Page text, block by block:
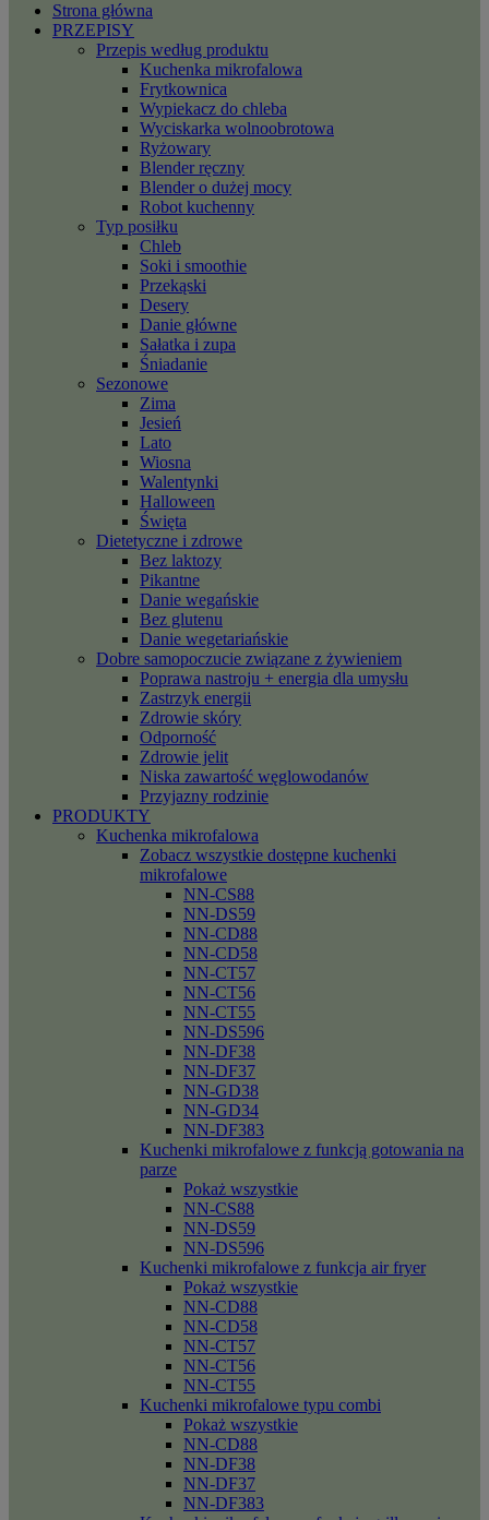
Strona główna
PRZEPISY
Przepis według produktu
Kuchenka mikrofalowa
Frytkownica
Wypiekacz do chleba
Wyciskarka wolnoobrotowa
Ryżowary
Blender ręczny
Blender o dużej mocy
Robot kuchenny
Typ posiłku
Chleb
Soki i smoothie
Przekąski
Desery
Danie główne
Sałatka i zupa
Śniadanie
Sezonowe
Zima
Jesień
Lato
Wiosna
Walentynki
Halloween
Święta
Dietetyczne i zdrowe
Bez laktozy
Pikantne
Danie wegańskie
Bez glutenu
Danie wegetariańskie
Dobre samopoczucie związane z żywieniem
Poprawa nastroju + energia dla umysłu
Zastrzyk energii
Zdrowie skóry
Odporność
Zdrowie jelit
Niska zawartość węglowodanów
Przyjazny rodzinie
PRODUKTY
Kuchenka mikrofalowa
Zobacz wszystkie dostępne kuchenki
mikrofalowe
NN-CS88
NN-DS59
NN-CD88
NN-CD58
NN-CT57
NN-CT56
NN-CT55
NN-DS596
NN-DF38
NN-DF37
NN-GD38
NN-GD34
NN-DF383
Kuchenki mikrofalowe z funkcją gotowania na
parze
Pokaż wszystkie
NN-CS88
NN-DS59
NN-DS596
Kuchenki mikrofalowe z funkcja air fryer
Pokaż wszystkie
NN-CD88
NN-CD58
NN-CT57
NN-CT56
NN-CT55
Kuchenki mikrofalowe typu combi
Pokaż wszystkie
NN-CD88
NN-DF38
NN-DF37
NN-DF383